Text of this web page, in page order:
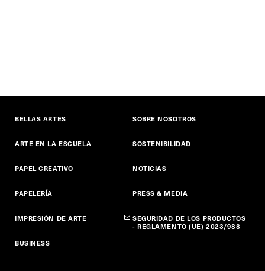
BELLAS ARTES
ARTE EN LA ESCUELA
PAPEL CREATIVO
PAPELERÍA
IMPRESIÓN DE ARTE
BUSINESS
SOBRE NOSOTROS
SOSTENIBILIDAD
NOTICIAS
PRESS & MEDIA
SEGURIDAD DE LOS PRODUCTOS
- REGLAMENTO (UE) 2023/988